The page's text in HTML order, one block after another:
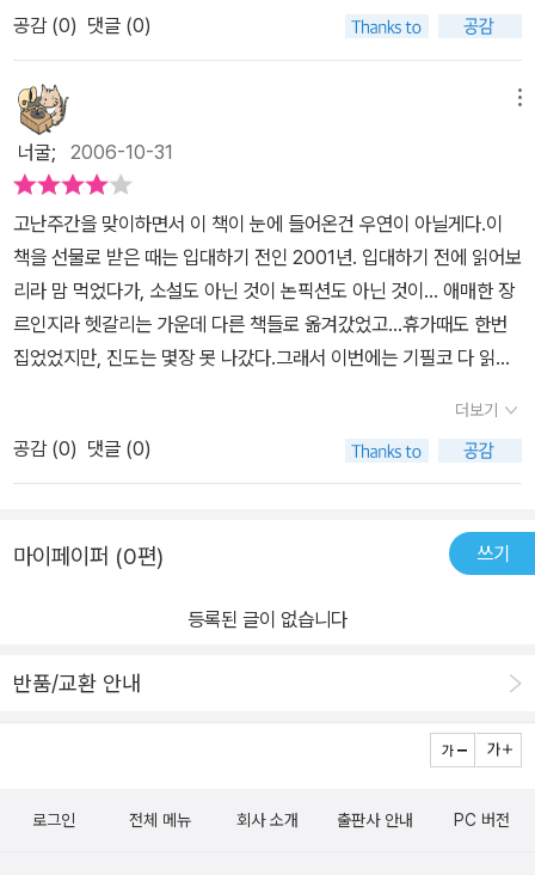
기독교인들의 신앙이 기복신앙의 토양 위에 서 있기 때문이 아닌가
싶다. 아무리 좋은 것이라 해도 한쪽에 치우침은 많은 부작용을 초래
할 수 있다. 이러한 우리 크리스챤들에게 추천하고 싶은 책이 바로 엔
도 슈샤꾸의 '예수의 일생'이다.저자는 이 책에서 신적 존재인 예수를
철저히 배제하며, 완전히 인간적인 예수의 생애에로 접근한다. 대부
분의 내용들은 학자들의 연구를 바탕으로 하고 있으며, 보편적인 해
석에 근거하지만 소설가다운 뛰어난 상상력을 곳곳에서 발견할 수 있
으며, 이는 단순히 무근한 상상이라기보다는 상당한 개연성을 가지는
상상이다.저자는 성경의 모든 말씀이 다 사실이라고는 보지 않는다.
신앙의 공동체들에 의해 약간의 각색이 있음을 부인하지 않는다. 그
렇다고 본서가 우리의 신앙을 뒤흔드는 것은 아니다. 오히려 저자는
성경의 모든 말씀은 사실이 아닐지라도 신앙인들의 믿음으로 이루어
진 신앙의 소산으로써 모든 글들은 진실이라는 관점에서 예수 이야기
예수에게 열광하던 많은 민족주의자들이 예수를 떠나게 되며 마침내
는 예수를 십자가로 몰아넣는가를 저자는 매끄럽게 제시한다. 또한
는 무력하고 무능한 예수이다. 하지만 하나님의 사랑을 전함에 있어
서는 자신을 십자가에 매달면서까지 아니 매달려서까지 자신을 배반
이는 신성은 배제되었음에도, 여타 종교의 어느 신보다 더욱 큰 모습
의 예수상을 우리에게 제시한다.많은 분들이 엔도 슈사꾸의 '예수의
공감 (0) 댓글 (0)
너굴; 2006-10-31
고난주간을 맞이하면서 이 책이 눈에 들어온건 우연이 아닐게다.이
책을 선물로 받은 때는 입대하기 전인 2001년. 입대하기 전에 읽어보
리라 맘 먹었다가, 소설도 아닌 것이 논픽션도 아닌 것이… 애매한 장
르인지라 헷갈리는 가운데 다른 책들로 옮겨갔었고…휴가때도 한번
집었었지만, 진도는 몇장 못 나갔다.그래서 이번에는 기필코 다 읽고
한 기독교 작가라고 한다. 아직 이 분의 다른 작품을 보진 않았지만,
앞으론 자주 읽게 될 것 같다.이 책의 주제는 물론 ‘예수의 생애’이다.
그런데 관점이 좀 특이하다.만약 모든 신화적인 ㅡ 혹은 신비주의적
리의 구주가 될 것인가? 극단적으로 부활이 없다고 하여도?이 책을
을 깨닫게 된다.더불어 작가가 참고한 수많은 성경학자들의 이론을
니… ㅋㅋ)작가는 또한 말한다.설령 예수가 부활하지 않았다고 해도
더보기
공감 (0) 댓글 (0)
마이페이퍼 (0편) 쓰기
등록된 글이 없습니다
반품/교환 안내
로그인 전체 메뉴 회사 소개 출판사 안내 PC 버전